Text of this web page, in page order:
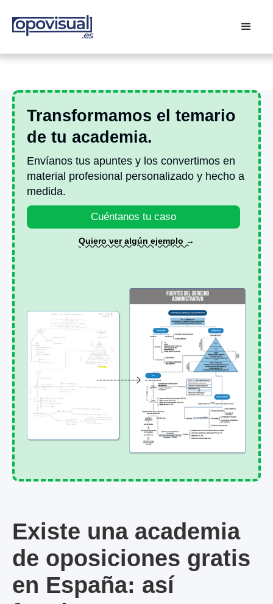
Transformamos el temario
de tu academia.
Envíanos tus apuntes y los convertimos en
material profesional personalizado y hecho a
medida.
Cuéntanos tu caso
Quiero ver algún ejemplo →
Existe una academia
de oposiciones gratis
en España: así